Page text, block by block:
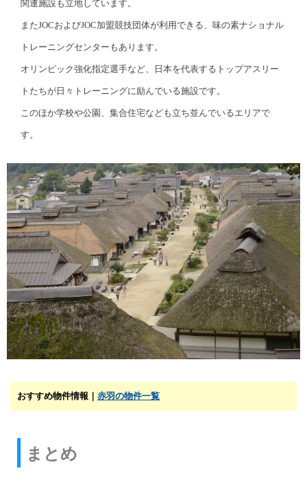
関連施設も立地しています。
またJOCおよびJOC加盟競技団体が利用できる、味の素ナショナル
トレーニングセンターもあります。
オリンピック強化指定選手など、日本を代表するトップアスリー
トたちが日々トレーニングに励んでいる施設です。
このほか学校や公園、集合住宅なども立ち並んでいるエリアで
す。
おすすめ物件情報｜ 赤羽の物件一覧
まとめ